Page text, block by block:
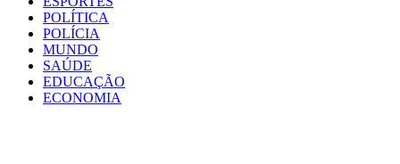
POLÍTICA
POLÍCIA
MUNDO
SAÚDE
EDUCAÇÃO
ECONOMIA